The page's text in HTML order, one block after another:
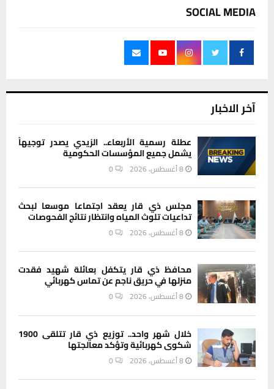
SOCIAL MEDIA
آخر الاخبار
عطلة رسمية الأربعاء.. الزيدي يصدر توجيهاً
يشمل جميع المؤسسات الحكومية
8 أغسطس، 2026 0
مجلس ذي قار يعقد اجتماعا موسعا لبحث
تداعيات تلوث المياه وانتظار نتائج الفحوصات
8 أغسطس، 2026 0
محافظ ذي قار يتكفل بعائلة شهيد فقدت
منزلها في حريق ناجم عن تماس كهربائي
8 أغسطس، 2026 0
خلال شهر واحد.. توزيع ذي قار تتلقى 1900
شكوى كهربائية وتؤكد معالجتها
8 أغسطس، 2026 0